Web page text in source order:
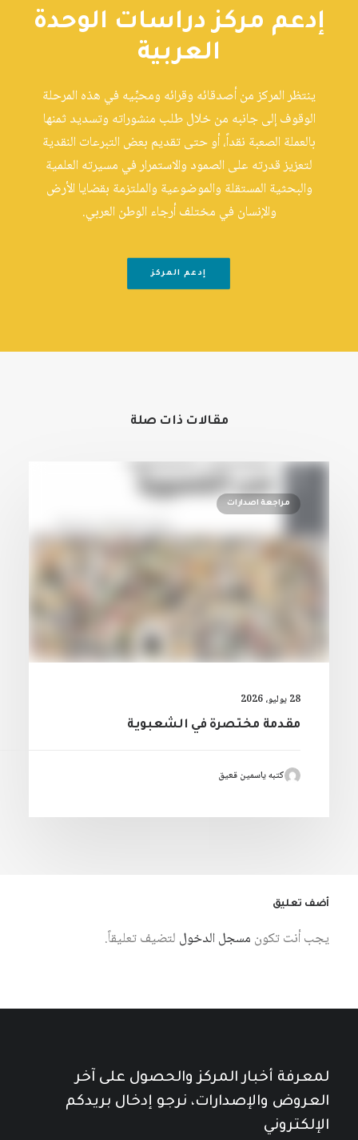
إدعم مركز دراسات الوحدة
العربية
ينتظر المركز من أصدقائه وقرائه ومحبِّيه في هذه المرحلة
الوقوف إلى جانبه من خلال طلب منشوراته وتسديد ثمنها
بالعملة الصعبة نقداً، أو حتى تقديم بعض التبرعات النقدية
لتعزيز قدرته على الصمود والاستمرار في مسيرته العلمية
والبحثية المستقلة والموضوعية والملتزمة بقضايا الأرض
والإنسان في مختلف أرجاء الوطن العربي.
إدعم المركز
مقالات ذات صلة
مراجعة اصدارات
28 يوليو، 2026
مقدمة مختصرة في الشعبوية
كتبه ياسمين قعيق
أضف تعليق
يجب أنت تكون مسجل الدخول لتضيف تعليقاً.
لمعرفة أخبار المركز والحصول على آخر
العروض والإصدارات، نرجو إدخال بريدكم
الإلكتروني